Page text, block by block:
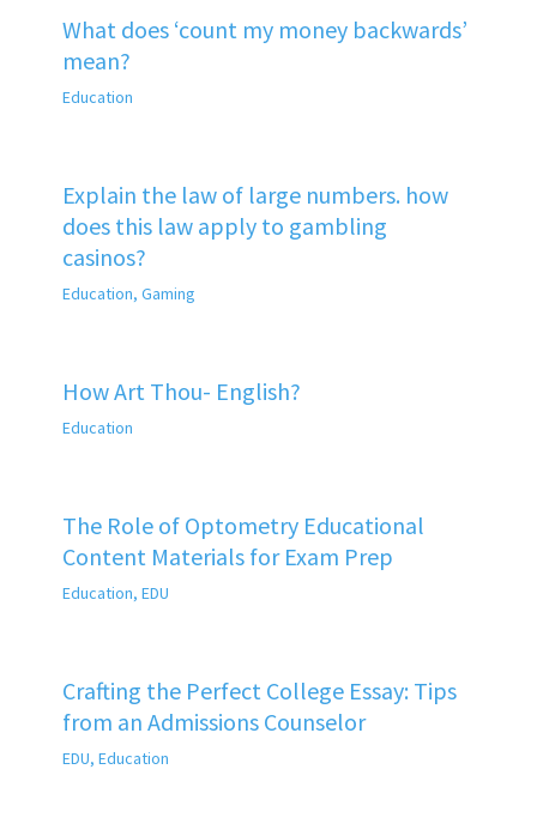
What does ‘count my money backwards’
mean?
Education
Explain the law of large numbers. how
does this law apply to gambling
casinos?
Education, Gaming
How Art Thou- English?
Education
The Role of Optometry Educational
Content Materials for Exam Prep
Education, EDU
Crafting the Perfect College Essay: Tips
from an Admissions Counselor
EDU, Education